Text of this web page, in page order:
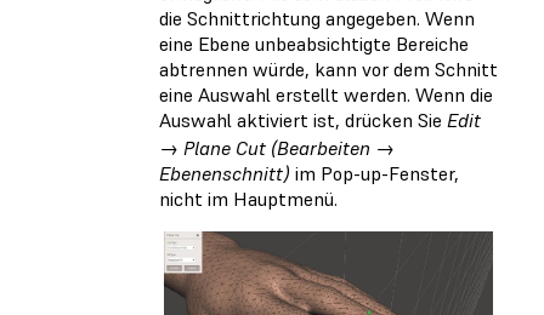
die Schnittrichtung angegeben. Wenn
eine Ebene unbeabsichtigte Bereiche
abtrennen würde, kann vor dem Schnitt
eine Auswahl erstellt werden. Wenn die
Auswahl aktiviert ist, drücken Sie Edit
→ Plane Cut (Bearbeiten →
Ebenenschnitt) im Pop-up-Fenster,
nicht im Hauptmenü.